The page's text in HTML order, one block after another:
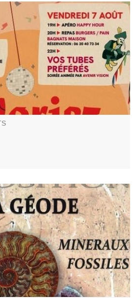
vous propose ses soirées
animation pour enfants, concours de
de gerbes, et repas sur résa.
exposition de minéraux et fossiles au
bergerie.